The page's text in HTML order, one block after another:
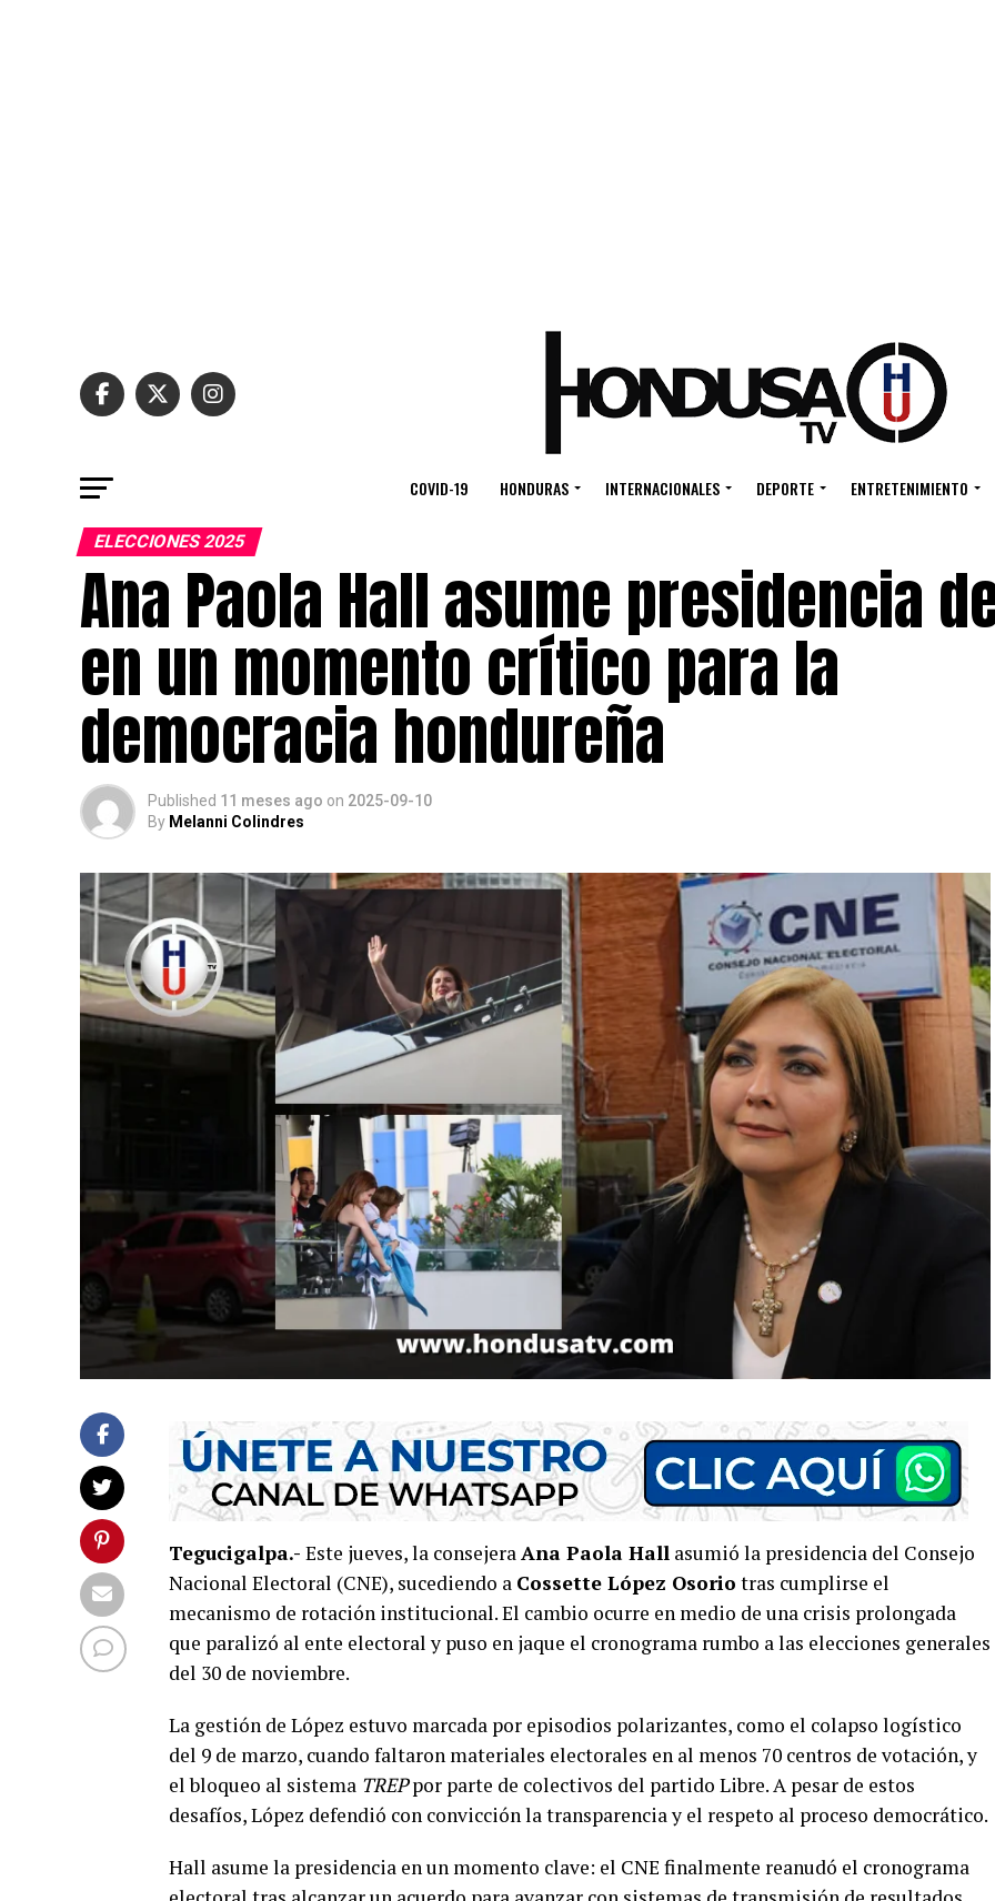
COVID-19 HONDURAS INTERNACIONALES DEPORTE ENTRETENIMIENTO
ELECCIONES 2025
Ana Paola Hall asume presidencia
en un momento crítico para la
democracia hondureña
Published 11 meses ago on 2025-09-10
By Melanni Colindres
Tegucigalpa.- Este jueves, la consejera Ana Paola Hall asumió la presidencia del Consejo
Nacional Electoral (CNE), sucediendo a Cossette López Osorio tras cumplirse el
mecanismo de rotación institucional. El cambio ocurre en medio de una crisis prolongada
que paralizó al ente electoral y puso en jaque el cronograma rumbo a las elecciones generales
del 30 de noviembre.
La gestión de López estuvo marcada por episodios polarizantes, como el colapso logístico
del 9 de marzo, cuando faltaron materiales electorales en al menos 70 centros de votación, y
el bloqueo al sistema TREPpor parte de colectivos del partido Libre. A pesar de estos
desafíos, López defendió con convicción la transparencia y el respeto al proceso democrático.
Hall asume la presidencia en un momento clave: el CNE finalmente reanudó el cronograma